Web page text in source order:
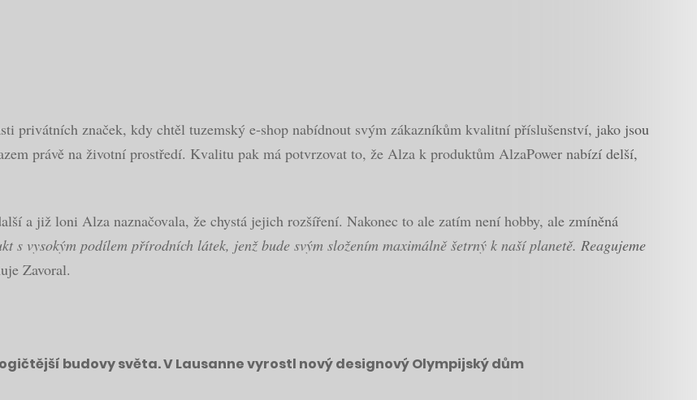
privátních značek, kdy chtěl tuzemský e-shop nabídnout svým zákazníkům kvalitní příslušenství, jako jsou
právě na životní prostředí. Kvalitu pak má potvrzovat to, že Alza k produktům AlzaPower nabízí delší,
a již loni Alza naznačovala, že chystá jejich rozšíření. Nakonec to ale zatím není hobby, ale zmíněná
vysokým podílem přírodních látek, jenž bude svým složením maximálně šetrný k naší planetě. Reagujeme
Zavoral.
budovy světa. V Lausanne vyrostl nový designový Olympijský dům